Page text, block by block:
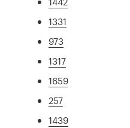
1331
973
1317
1659
257
1439